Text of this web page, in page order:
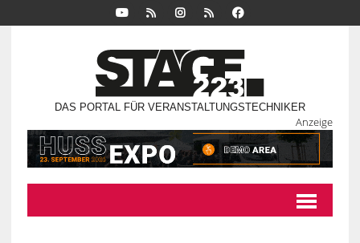
DAS PORTAL FÜR VERANSTALTUNGSTECHNIKER
Anzeige